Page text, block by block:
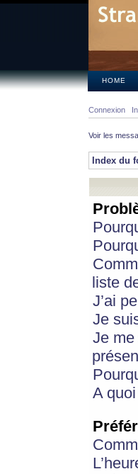
HOME
Connexion
Voir les
Index du
liste
J’ai
Je
Je
A